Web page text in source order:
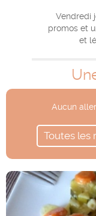
Vendredi
promos et
et
Aucun
Toutes les